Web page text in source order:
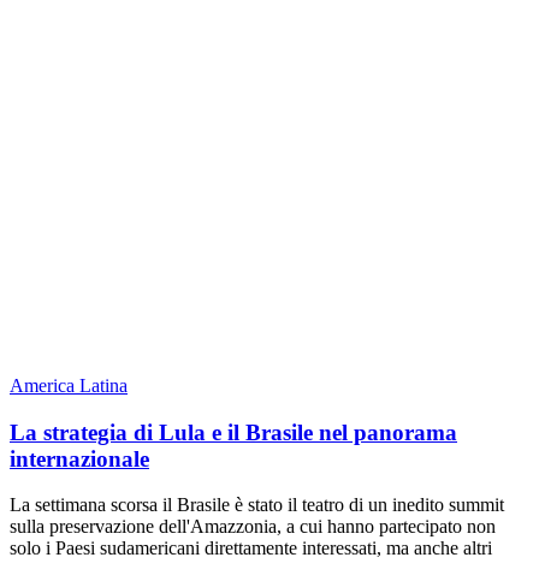
America Latina
La strategia di Lula e il Brasile nel panorama
internazionale
La settimana scorsa il Brasile è stato il teatro di un inedito summit
sulla preservazione dell'Amazzonia, a cui hanno partecipato non
solo i Paesi sudamericani direttamente interessati, ma anche altri